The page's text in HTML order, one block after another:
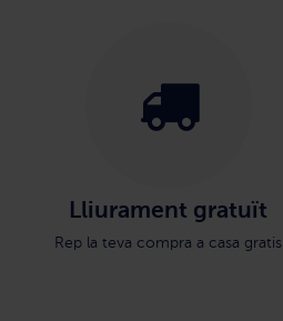
Lliurament gratuït
Rep la teva compra a casa gratis